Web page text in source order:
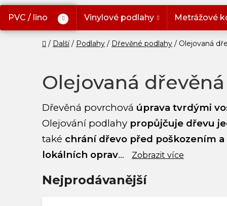
PVC / lino Vinylové podlahy Metrážové
Domů
Další Podlahy Dřevěné podlahy Olejovaná
Olejovaná
Dřevěná povrchová úprava tvrdými
Olejování podlahy propůjčuje dřevu
také chrání dřevo před poškozením
lokálních oprav... Zobrazit více
Nejprodávanější